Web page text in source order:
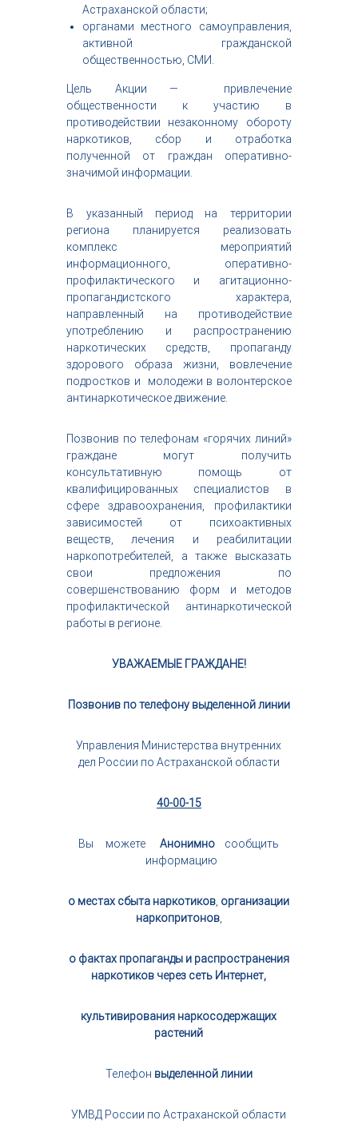
Астраханской области;
органами местного самоуправления,
активной гражданской
общественностью, СМИ.
Цель Акции — привлечение
общественности к участию в
противодействии незаконному обороту
наркотиков, сбор и отработка
полученной от граждан оперативно-
значимой информации.
В указанный период на территории
региона планируется реализовать
комплекс мероприятий
информационного, оперативно-
профилактического и агитационно-
пропагандистского характера,
направленный на противодействие
употреблению и распространению
наркотических средств, пропаганду
здорового образа жизни, вовлечение
подростков и молодежи в волонтерское
антинаркотическое движение.
Позвонив по телефонам «горячих линий»
граждане могут получить
консультативную помощь от
квалифицированных специалистов в
сфере здравоохранения, профилактики
зависимостей от психоактивных
веществ, лечения и реабилитации
наркопотребителей, а также высказать
свои предложения по
совершенствованию форм и методов
профилактической антинаркотической
работы в регионе.
УВАЖАЕМЫЕ ГРАЖДАНЕ!
Позвонив потелефону выделенной линии
Управления Министерства внутренних
дел России по Астраханской области
40-00-15
Вы можетеАнонимно сообщить
информацию
о местах сбыта наркотиков организации
наркопритонов,
о фактах пропаганды и распространения
наркотиков через сеть Интернет,
культивирования наркосодержащих
растений
Телефон выделенной линии
УМВД России по Астраханской области